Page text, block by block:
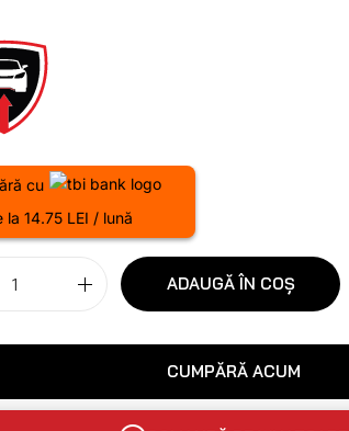
cu
la 14.75 LEI / lună
ADAUGĂ ÎN COȘ
CUMPĂRĂ ACUM